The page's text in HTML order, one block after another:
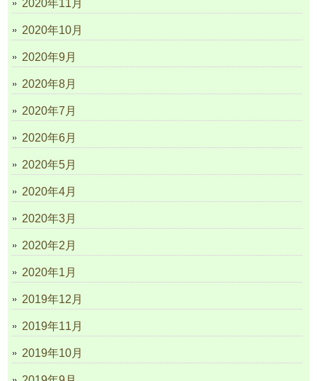
2020年11月
2020年10月
2020年9月
2020年8月
2020年7月
2020年6月
2020年5月
2020年4月
2020年3月
2020年2月
2020年1月
2019年12月
2019年11月
2019年10月